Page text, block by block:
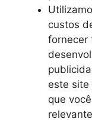
custos
fornecer
este site
que